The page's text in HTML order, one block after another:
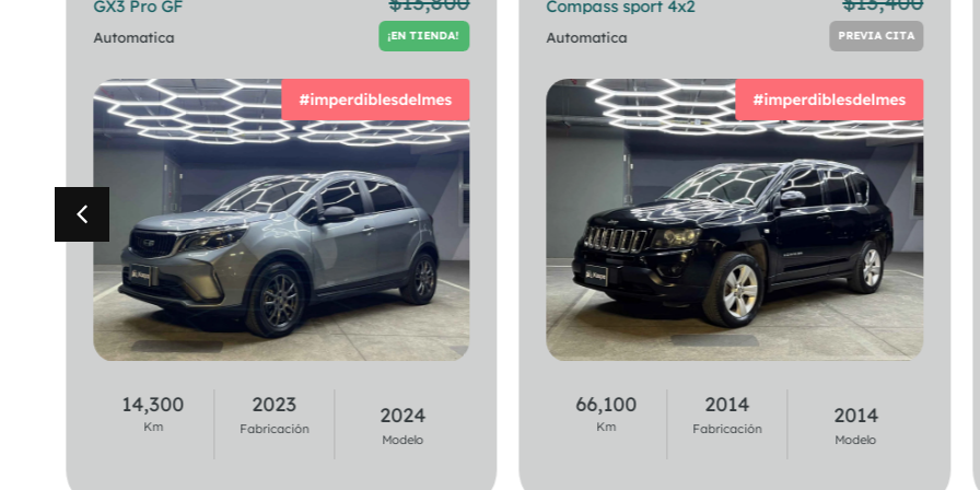
GX3 Pro GF
Automatica ¡EN TIENDA!
#imperdiblesdelmes
14,300
Km
2023
Fabricación
2024
Modelo
Compass sport 4x2
Automatica PREVIA CITA
#imperdiblesdelmes
66,100
Km
2014
Fabricación
2014
Modelo
320i Berlina
Automatica
¡EN TIENDA!
37,100
Km
2020
Fabricación
2021
Modelo
218i Gran Coupe
Automatica
PREVIA CITA
44,900
Km
2020
Fabricación
2021
Modelo